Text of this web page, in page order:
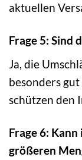
aktuellen
Frage 5: Sind
Ja, die
besonders
schützen den
Frage 6: Kann
größeren